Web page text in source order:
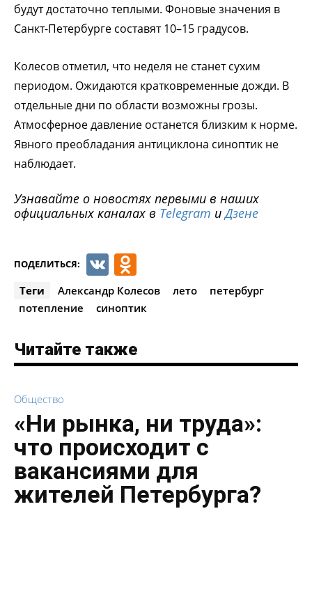
будут достаточно теплыми. Фоновые значения в
Санкт-Петербурге составят 10–15 градусов.
Колесов отметил, что неделя не станет сухим
периодом. Ожидаются кратковременные дожди. В
отдельные дни по области возможны грозы.
Атмосферное давление останется близким к норме.
Явного преобладания антициклона синоптик не
наблюдает.
Узнавайте о новостях первыми в наших
официальных каналах в Telegram иДзене
ПОДЕЛИТЬСЯ: VK
Теги Александр Колесов лето
петербург
потепление
синоптик
Читайте также
Общество
«Ни рынка, ни труда»:
что происходит с
вакансиями для
жителей Петербурга?